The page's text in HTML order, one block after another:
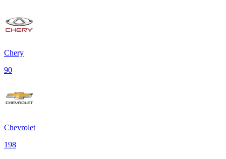
Chery
90
Chevrolet
198